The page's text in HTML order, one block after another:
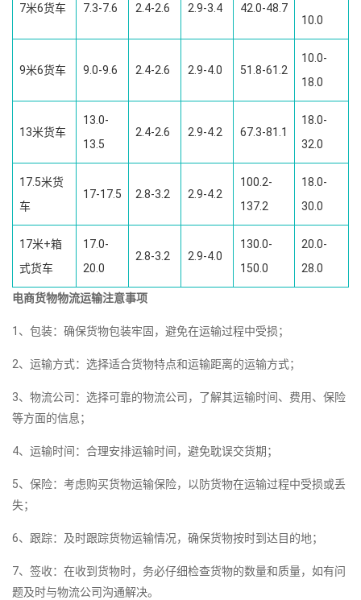
7米6货车 7.3-7.6 2.4-2.6 2.9-3.4 42.0-48.7
10.0
9米6货车 9.0-9.6 2.4-2.6 2.9-4.0 51.8-61.2
10.0-
18.0
13米货车
13.0-
13.5
2.4-2.6 2.9-4.2 67.3-81.1
18.0-
32.0
17.5米货
车
17-17.5 2.8-3.2 2.9-4.2
100.2-
137.2
18.0-
30.0
17米+箱
式货车
17.0-
20.0
2.8-3.2 2.9-4.0
130.0-
150.0
20.0-
28.0
电商货物物流运输注意事项
1、包装：确保货物包装牢固，避免在运输过程中受损；
2、运输方式：选择适合货物特点和运输距离的运输方式；
3、物流公司：选择可靠的物流公司，了解其运输时间、费用、保险
等方面的信息；
4、运输时间：合理安排运输时间，避免耽误交货期；
5、保险：考虑购买货物运输保险，以防货物在运输过程中受损或丢
失；
6、跟踪：及时跟踪货物运输情况，确保货物按时到达目的地；
7、签收：在收到货物时，务必仔细检查货物的数量和质量，如有问
题及时与物流公司沟通解决。